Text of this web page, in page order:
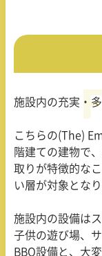
施設内の充実・
こちらの(The)
階建ての建物で
取りが特徴的な
い層が対象となり
施設内の設備は
子供の遊び場、
BBQ設備と、大